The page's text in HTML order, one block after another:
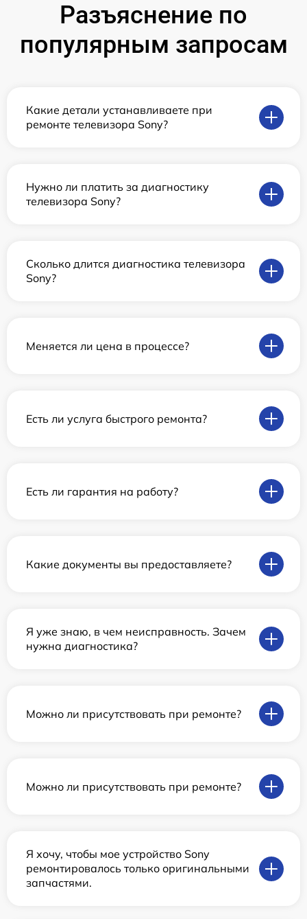
Разъяснение по
популярным запросам
Какие детали устанавливаете при
ремонте телевизора Sony?
Нужно ли платить за диагностику
телевизора Sony?
Сколько длится диагностика телевизора
Sony?
Меняется ли цена в процессе?
Есть ли услуга быстрого ремонта?
Есть ли гарантия на работу?
Какие документы вы предоставляете?
Я уже знаю, в чем неисправность. Зачем
нужна диагностика?
Можно ли присутствовать при ремонте?
Можно ли присутствовать при ремонте?
Я хочу, чтобы мое устройство Sony
ремонтировалось только оригинальными
запчастями.